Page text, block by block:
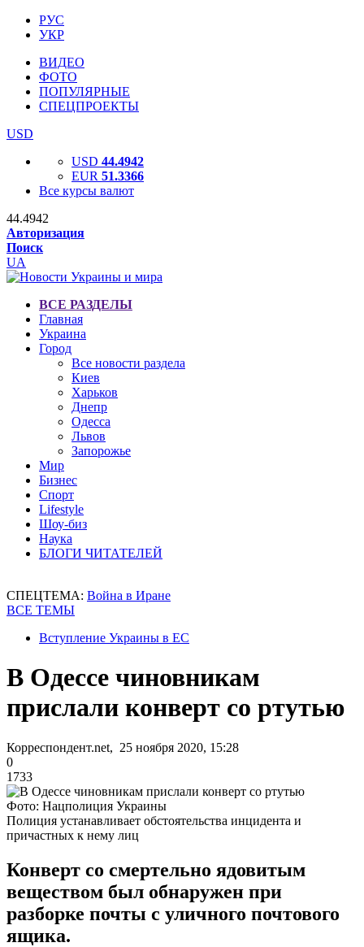
РУС
УКР
ВИДЕО
ФОТО
ПОПУЛЯРНЫЕ
СПЕЦПРОЕКТЫ
USD
USD 44.4942
EUR 51.3366
Все курсы валют
44.4942
Авторизация
Поиск
UA
ВСЕ РАЗДЕЛЫ
Главная
Украина
Город
Все новости раздела
Киев
Харьков
Днепр
Одесса
Львов
Запорожье
Мир
Бизнес
Спорт
Lifestyle
Шоу-биз
Наука
БЛОГИ ЧИТАТЕЛЕЙ
СПЕЦТЕМА: Война в Иране
ВСЕ ТЕМЫ
Вступление Украины в ЕС
В Одессе чиновникам
прислали конверт со ртутью
Корреспондент.net, 25 ноября 2020, 15:28
0
1733
Фото: Нацполиция Украины
Полиция устанавливает обстоятельства инцидента и
причастных к нему лиц
Конверт со смертельно ядовитым
веществом был обнаружен при
разборке почты с уличного почтового
ящика.